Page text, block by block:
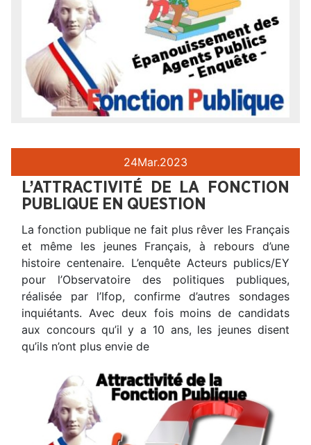
24Mar.2023
L’ATTRACTIVITÉ DE LA FONCTION
PUBLIQUE EN QUESTION
La fonction publique ne fait plus rêver les Français
et même les jeunes Français, à rebours d’une
histoire centenaire. L’enquête Acteurs publics/EY
pour l’Observatoire des politiques publiques,
réalisée par l’Ifop, confirme d’autres sondages
inquiétants. Avec deux fois moins de candidats
aux concours qu’il y a 10 ans, les jeunes disent
qu’ils n’ont plus envie de